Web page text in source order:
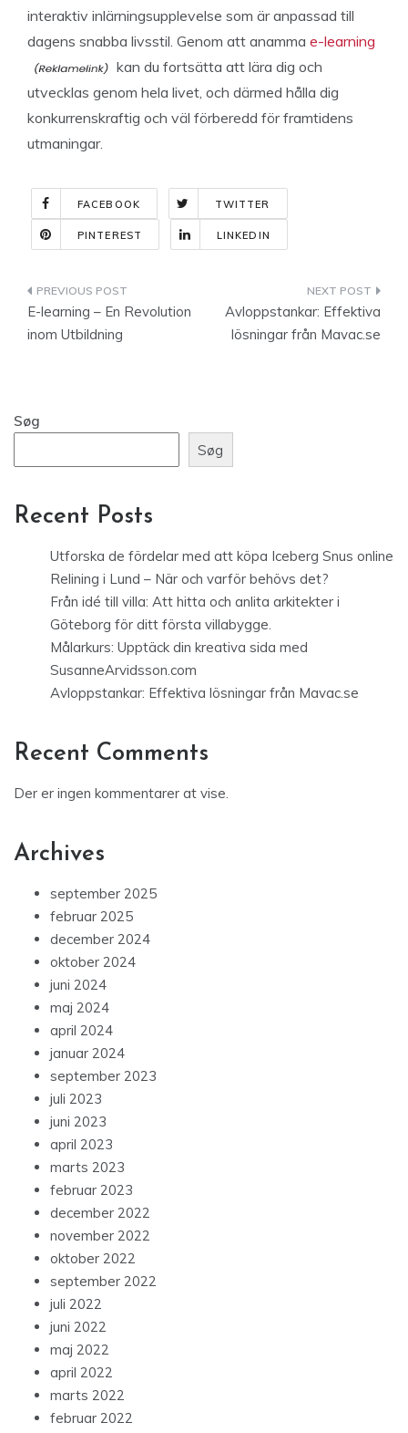
interaktiv inlärningsupplevelse som är anpassad till
dagens snabba livsstil. Genom att anamma e-learning
kan du fortsätta att lära dig och
utvecklas genom hela livet, och därmed hålla dig
konkurrenskraftig och väl förberedd för framtidens
utmaningar.
FACEBOOK TWITTER
PINTEREST LINKEDIN
Indlægsnavigation
E-learning – En Revolution
inom Utbildning
Avloppstankar: Effektiva
lösningar från Mavac.se
Søg
Søg
Recent Posts
Utforska de fördelar med att köpa Iceberg Snus online
Relining i Lund – När och varför behövs det?
Från idé till villa: Att hitta och anlita arkitekter i
Göteborg för ditt första villabygge.
Målarkurs: Upptäck din kreativa sida med
SusanneArvidsson.com
Avloppstankar: Effektiva lösningar från Mavac.se
Recent Comments
Der er ingen kommentarer at vise.
Archives
september 2025
februar 2025
december 2024
oktober 2024
juni 2024
maj 2024
april 2024
januar 2024
september 2023
juli 2023
juni 2023
april 2023
marts 2023
februar 2023
december 2022
november 2022
oktober 2022
september 2022
juli 2022
juni 2022
maj 2022
april 2022
marts 2022
februar 2022